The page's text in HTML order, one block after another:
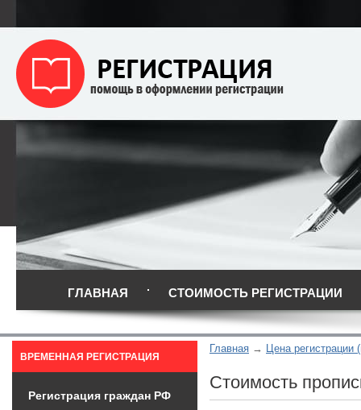
ГЛАВНАЯ СТОИМОСТЬ РЕГИСТРАЦИИ
Главная Цена регистрации
Стоимость
ВРЕМЕННАЯ РЕГИСТРАЦИЯ
Регистрация граждан РФ